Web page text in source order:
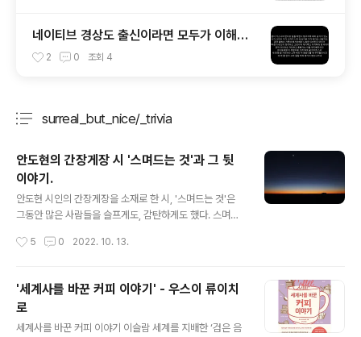
네이티브 경상도 출신이라면 모두가 이해할
수 있지만, 아닌 사람에겐 그냥 외계어
2 0 조회 4
surreal_but_nice/_trivia
안도현의 간장게장 시 '스며드는 것'과 그 뒷
이야기.
안도현 시인의 간장게장을 소재로 한 시, '스며드는 것'은
그동안 많은 사람들을 슬프게도, 감탄하게도 했다. 스며드
다 등판에 간장이 울컥울컥 쏟아질 때 꽃게는 뱃속의 알을
으리라 버둥거렸으리라 버둥거리다가 어찌할 수 없어서 살
속으로 스며드는 것을 한때의 어스름을 꽃게는 천천히 받
아들였으리라 껍질이 먹먹해지기 전에 가만히 알들에게 말
했으리라 저녁이야 불 끄고 잘 시간이야 이 시를 읽고, 죄책
5 0 2022. 10. 13.
'세계사를 바꾼 커피 이야기' - 우스이 류이치
로
세계사를 바꾼 커피 이야기 이슬람 세계를 지배한 ‘검은 음